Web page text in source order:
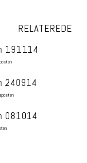
RELATEREDE
191114
240914
081014